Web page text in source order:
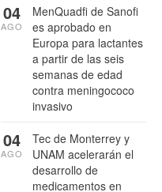
MenQuadfi de Sanofi
es aprobado en
Europa para lactantes
a partir de las seis
semanas de edad
contra meningococo
invasivo
04
AGO
Tec de Monterrey y
UNAM acelerarán el
desarrollo de
medicamentos en
04
AGO